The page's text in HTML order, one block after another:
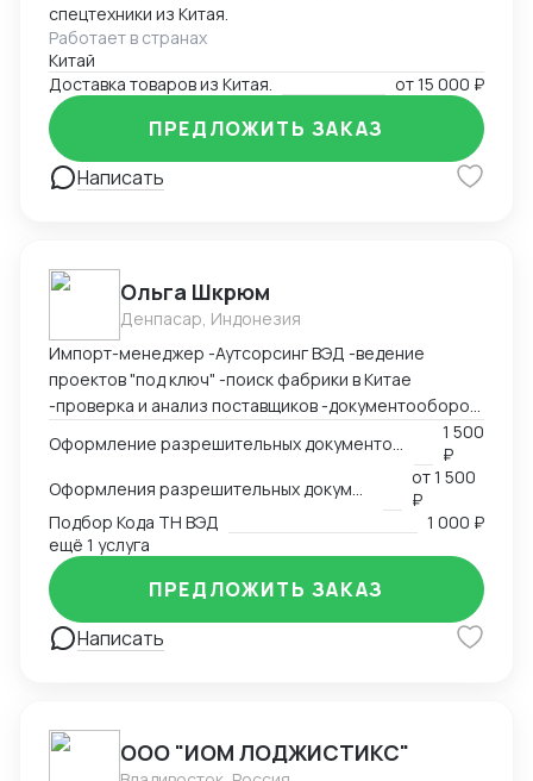
спецтехники из Китая.
Работает в странах
Китай
Доставка товаров из Китая.
от15 000 ₽
Написать
ПРЕДЛОЖИТЬ ЗАКАЗ
Ольга Шкрюм
Денпасар, Индонезия
Импорт-менеджер -Аутсорсинг ВЭД -ведение
проектов "под ключ" -поиск фабрики в Китае
-проверка и анализ поставщиков -документооборот
-оформление сертификации на товар: СГР, ДС, СС,
РУ, Нотификация -деловая переписка -продажи
-пользование Инкотермс -общение с фабриками (на
китайском языке) -кастомизация продукта -работа с
OEM \ ODM фабриками - доставка и растаможка
образцов для изготовления сертификации. Проекты
разной сложности, от станков до БАДов
1 500
₽
от1 500
₽
Подбор Кода ТН ВЭД
1 000 ₽
ещё 1 услуга
Написать
ПРЕДЛОЖИТЬ ЗАКАЗ
ООО "ИОМ ЛОДЖИСТИКС"